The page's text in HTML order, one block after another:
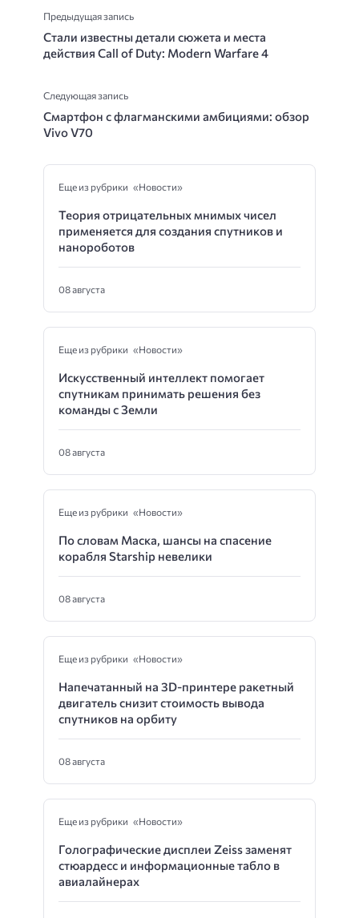
Предыдущая запись
Стали известны детали сюжета и места
действия Call of Duty: Modern Warfare 4
Следующая запись
Смартфон с флагманскими амбициями: обзор
Vivo V70
Еще из рубрики «Новости»
Теория отрицательных мнимых чисел
применяется для создания спутников и
нанороботов
08 августа
Еще из рубрики «Новости»
Искусственный интеллект помогает
спутникам принимать решения без
команды с Земли
08 августа
Еще из рубрики «Новости»
По словам Маска, шансы на спасение
корабля Starship невелики
08 августа
Еще из рубрики «Новости»
Напечатанный на 3D-принтере ракетный
двигатель снизит стоимость вывода
спутников на орбиту
08 августа
Еще из рубрики «Новости»
Голографические дисплеи Zeiss заменят
стюардесс и информационные табло в
авиалайнерах